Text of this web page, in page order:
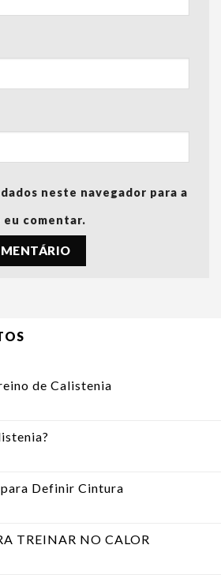
neste navegador para a
eu comentar.
de Calistenia
Definir Cintura
TREINAR NO CALOR